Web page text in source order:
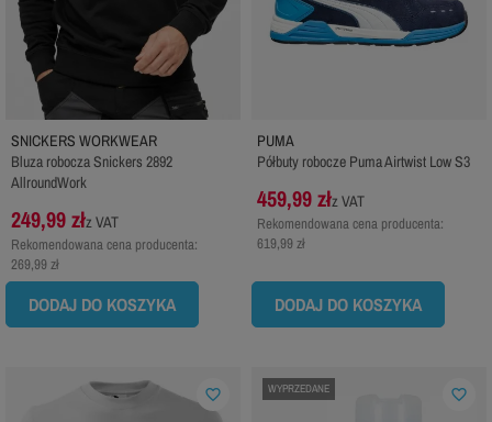
SNICKERS WORKWEAR
Bluza robocza Snickers 2892
AllroundWork
249,99 złz VAT
Rekomendowana cena producenta:
269,99 zł
DODAJ DO KOSZYKA
PUMA
Półbuty robocze Puma Airtwist Low S3
459,99 złz VAT
Rekomendowana cena producenta:
619,99 zł
DODAJ DO KOSZYKA
favorite_border WYPRZEDANE favorite_border